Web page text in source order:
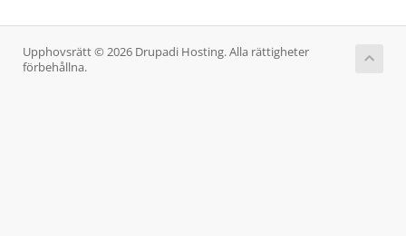
Upphovsrätt © 2026 Drupadi Hosting. Alla rättigheter
förbehållna.